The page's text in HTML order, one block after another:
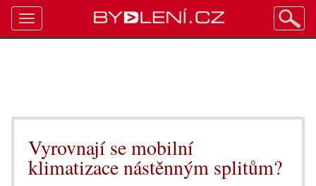
Vyrovnají se mobilní
klimatizace nástěnným splitům?
Toggle
navigation